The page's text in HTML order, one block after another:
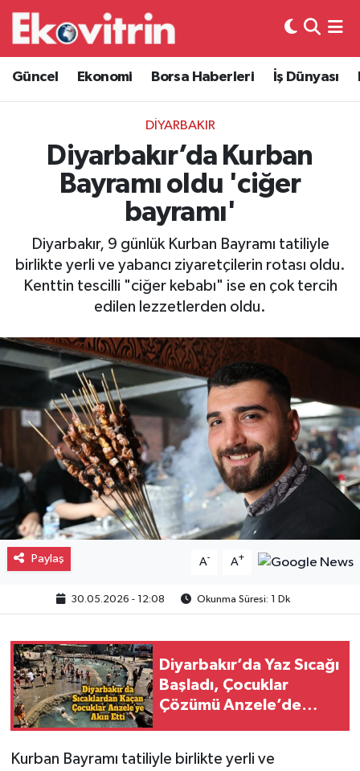
Güncel Ekonomi Borsa Haberleri İş Dünyası
DİYARBAKIR
Diyarbakır’da Kurban
Bayramı oldu 'ciğer
bayramı'
Diyarbakır, 9 günlük Kurban Bayramı tatiliyle
birlikte yerli ve yabancı ziyaretçilerin rotası oldu.
Kenttin tescilli "ciğer kebabı" ise en çok tercih
edilen lezzetlerden oldu.
Paylaş A- A+
30.05.2026 - 12:08 Okunma Süresi: 1 Dk
Diyarbakır’da Yaz Sıcağı
Başladı, Çocuklar
Çözümü Anzele’de
Kurban Bayramı tatiliyle birlikte yerli ve
Güncel
Ekonomi
Borsa Haberleri
İş Dünyası
Otovitrin
Magazin
Gayrimenkul
Spor
Eğitim
Hava Durumu
Trafik Durumu
Süper Lig Puan Durumu ve Fikstür
Tüm Manşetler
Son Dakika Haberleri
Haber Arşivi